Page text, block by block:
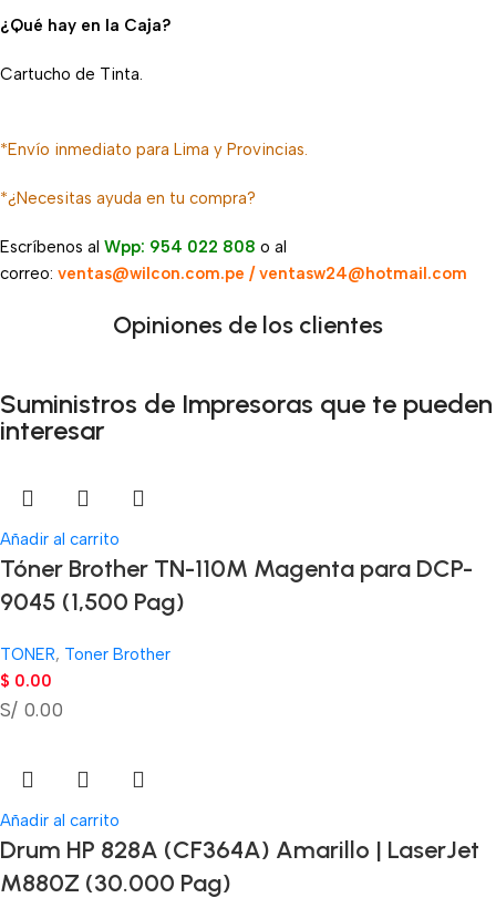
¿Qué hay en la Caja?
Cartucho de Tinta.
*Envío inmediato para Lima y Provincias.
*¿Necesitas ayuda en tu compra?
Escríbenos al Wpp: 954 022 808 o al
correo: ventas@wilcon.com.pe / ventasw24@hotmail.com
Opiniones de los clientes
Suministros de Impresoras que te pueden
interesar
Añadir al carrito
Tóner Brother TN-110M Magenta para DCP-
9045 (1,500 Pag)
TONER, Toner Brother
$ 0.00
S/ 0.00
Añadir al carrito
Drum HP 828A (CF364A) Amarillo | LaserJet
M880Z (30.000 Pag)